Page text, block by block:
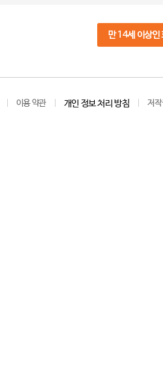
만 14세 이상인
이용 약관 개인 정보 처리 방침 저